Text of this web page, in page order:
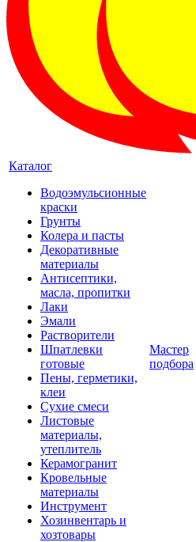
Каталог
Водоэмульсионные
краски
Грунты
Колера и пасты
Декоративные
материалы
Антисептики,
масла, пропитки
Лаки
Эмали
Растворители
Шпатлевки
готовые
Пены, герметики,
клеи
Сухие смеси
Листовые
материалы,
утеплитель
Керамогранит
Кровельные
материалы
Инструмент
Хозинвентарь и
хозтовары
Мастер
подбора